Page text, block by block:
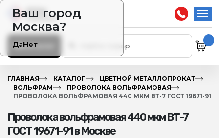
Ваш город
Москва?
ДаНет
Каталог
ГЛАВНАЯ КАТАЛОГ
ЦВЕТНОЙ МЕТАЛЛОПРОКАТ
ВОЛЬФРАМ
ПРОВОЛОКА ВОЛЬФРАМОВАЯ
ПРОВОЛОКА ВОЛЬФРАМОВАЯ 440 МКМ ВТ-7 ГОСТ 19671-91
Проволока вольфрамовая 440 мкм ВТ-7
ГОСТ 19671-91 в Москве